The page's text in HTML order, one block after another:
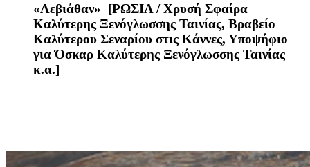
«Λεβιάθαν» [ΡΩΣΙΑ / Χρυσή Σφαίρα
Καλύτερης Ξενόγλωσσης Ταινίας, Βραβείο
Καλύτερου Σεναρίου στις Κάννες, Υποψήφιο
για Όσκαρ Καλύτερης Ξενόγλωσσης Ταινίας
κ.α.]